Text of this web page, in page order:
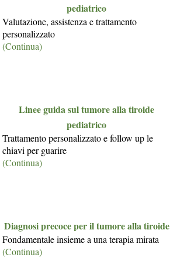
pediatrico
Valutazione, assistenza e trattamento
personalizzato
(Continua)
Linee guida sul tumore alla tiroide
pediatrico
Trattamento personalizzato e follow up le
chiavi per guarire
(Continua)
Diagnosi precoce per il tumore alla tiroide
Fondamentale insieme a una terapia mirata
(Continua)